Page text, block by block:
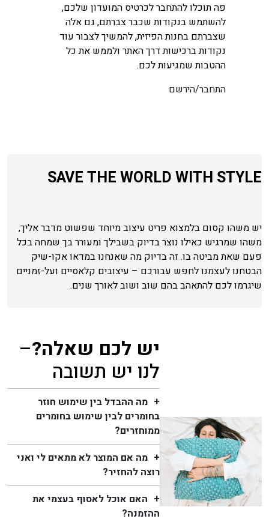
פה תוכלו להתחבר לכרטיס המועדון שלכם,
להשתמש בנקודות שכבר צברתם, גם אלה
שצברתם בחנות הפיזית, להמשיך לצבור עוד
נקודות ברכישות דרך האתר ולממש את כל
ההטבות שמגיעות לכם.
התחבר/הירשם
SAVE THE WORLD WITH STYLE
יש משהו קסום בלמצוא פריט עיצוב מיוחד שפשוט מדבר אליך,
משהו שמרגיש כאילו נוצר בדיוק בשבילך ומעורר בך שמחה בכל
פעם שאת מביטה בו. זה בדיוק מה שאנחנו במדאו אקו-שיק
הבטחנו לעצמנו לחפש עבורכם – עיצובים קלאסיים ועל-זמניים
שיגרמו לכם להתאהב בהם שוב ושוב לאורך שנים.
יש לכם שאלה?–
לנו יש תשובה
מה ההבדל בין שימוש חוזר
בחומרים לבין שימוש בחומרים
ממוחזרים?
מה אם המוצר לא מתאים לי ואני
רוצה להחזיר?
האם אוכל לאסוף בעצמי את
ההזמנה?